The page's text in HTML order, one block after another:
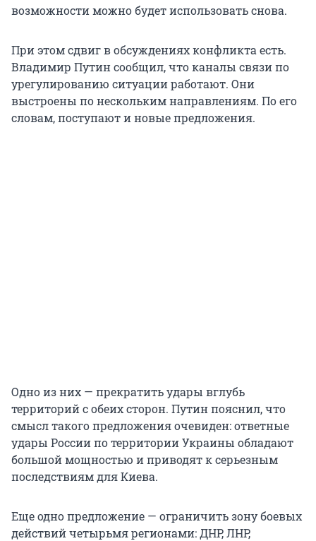
возможности можно будет использовать снова.
При этом сдвиг в обсуждениях конфликта есть.
Владимир Путин сообщил, что каналы связи по
урегулированию ситуации работают. Они
выстроены по нескольким направлениям. По его
словам, поступают и новые предложения.
Одно из них — прекратить удары вглубь
территорий с обеих сторон. Путин пояснил, что
смысл такого предложения очевиден: ответные
удары России по территории Украины обладают
большой мощностью и приводят к серьезным
последствиям для Киева.
Еще одно предложение — ограничить зону боевых
действий четырьмя регионами: ДНР, ЛНР,